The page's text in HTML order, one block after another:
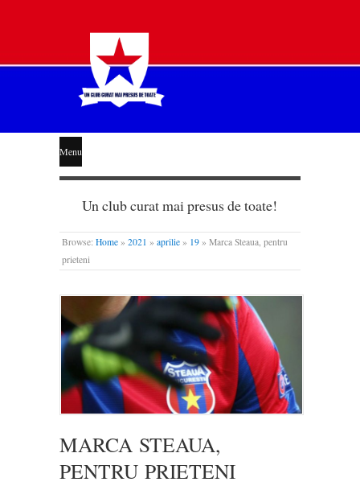
STEAUA
LIBERĂ
Menu
Un club curat mai presus de toate!
Browse: Home » 2021 » aprilie » 19 » Marca Steaua, pentru
prieteni
MARCA STEAUA,
PENTRU PRIETENI